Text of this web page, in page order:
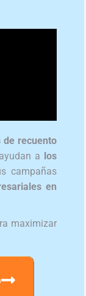
de recuento
a los
campañas
en
maximizar